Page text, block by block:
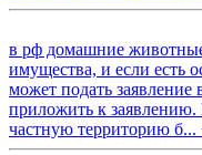
в рф домашние
имущества, и если есть
может подать заявление
приложить к заявлению.
частную территорию б...